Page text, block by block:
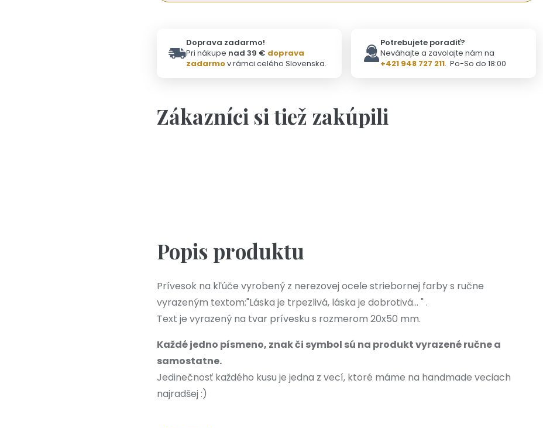
Doprava zadarmo!
Pri nákupe nad 39 € doprava
zadarmov rámci celého Slovenska.
Potrebujete poradiť?
Neváhajte a zavolajte nám na
+421 948 727 211. Po-So do 18:00
Zákazníci si tiež zakúpili
Popis produktu
Prívesok na kľúče vyrobený z nerezovej ocele striebornej farby s ručne
vyrazeným textom:"Láska je trpezlivá, láska je dobrotivá... " .
Text je vyrazený na tvar prívesku s rozmerom 20x50 mm.
Každé jedno písmeno, znak či symbol sú na produkt vyrazené ručne a
samostatne.
Jedinečnosť každého kusu je jedna z vecí, ktoré máme na handmade veciach
najradšej :)